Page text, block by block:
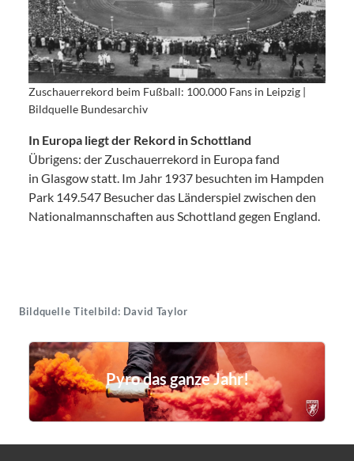
Zuschauerrekord beim Fußball: 100.000 Fans in Leipzig |
Bildquelle Bundesarchiv
In Europa liegt der Rekord in Schottland
Übrigens: der Zuschauerrekord in Europa fand
in Glasgow statt. Im Jahr 1937 besuchten im Hampden
Park 149.547 Besucher das Länderspiel zwischen den
Nationalmannschaften aus Schottland gegen England.
Bildquelle Titelbild: David Taylor
Pyro das ganze Jahr!